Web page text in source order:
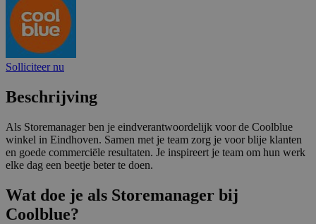
Solliciteer nu
Beschrijving
Als Storemanager ben je eindverantwoordelijk voor de Coolblue
winkel in Eindhoven. Samen met je team zorg je voor blije klanten
en goede commerciële resultaten. Je inspireert je team om hun werk
elke dag een beetje beter te doen.
Wat doe je als Storemanager bij
Coolblue?